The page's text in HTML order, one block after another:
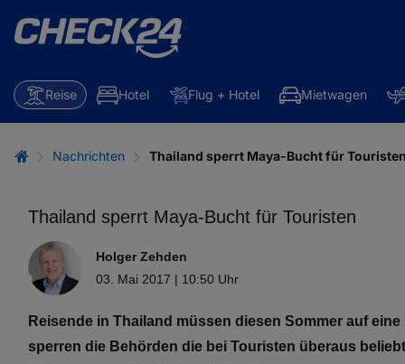
Reise Hotel Flug + Hotel Mietwagen
Nachrichten Thailand sperrt Maya-Bucht für
Thailand sperrt Maya-Bucht für Touristen
Holger Zehden
03. Mai 2017 | 10:50 Uhr
Reisende in Thailand müssen diesen Sommer auf
sperren die Behörden die bei Touristen überaus